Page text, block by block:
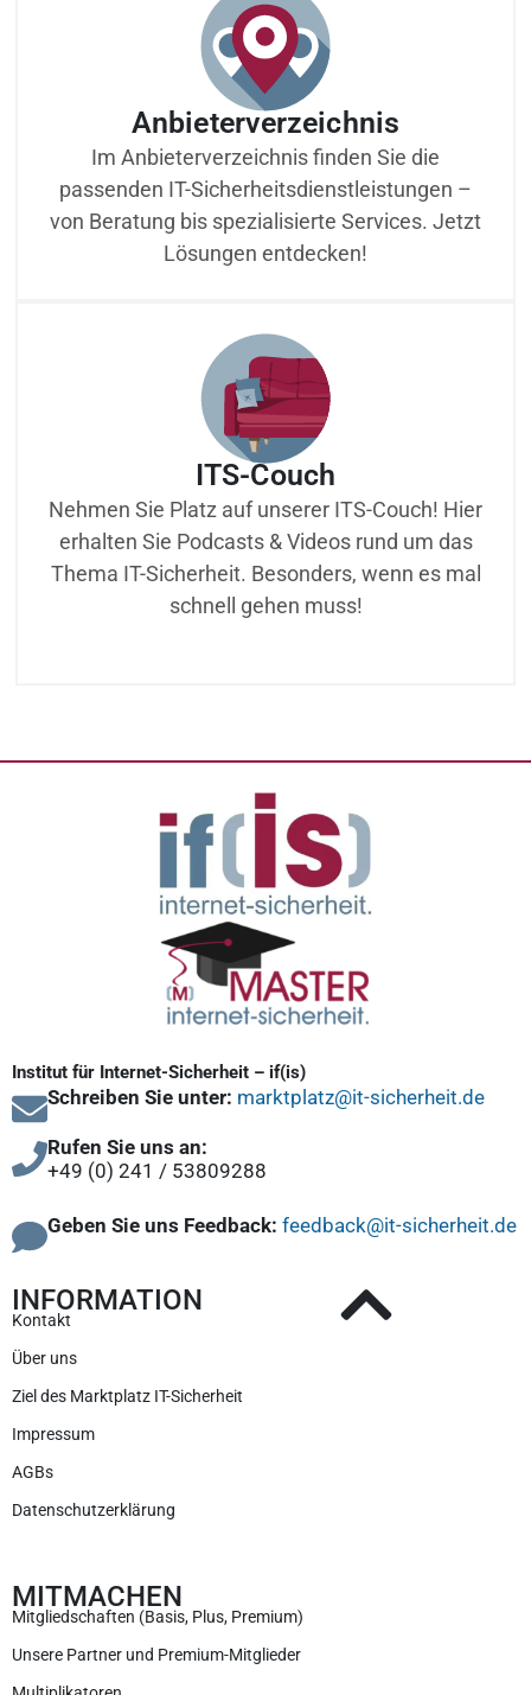
Anbieterverzeichnis
Im Anbieterverzeichnis finden Sie die
passenden IT-Sicherheitsdienstleistungen –
von Beratung bis spezialisierte Services. Jetzt
Lösungen entdecken!
ITS-Couch
Nehmen Sie Platz auf unserer ITS-Couch! Hier
erhalten Sie Podcasts & Videos rund um das
Thema IT-Sicherheit. Besonders, wenn es mal
schnell gehen muss!
Institut für Internet-Sicherheit – if(is)
Schreiben Sie unter: marktplatz@it-sicherheit.de
Rufen Sie uns an:
+49 (0) 241 / 53809288
Geben Sie uns Feedback: feedback@it-sicherheit.de
INFORMATION
Kontakt
Über uns
Ziel des Marktplatz IT-Sicherheit
Impressum
AGBs
Datenschutzerklärung
MITMACHEN
Mitgliedschaften (Basis, Plus, Premium)
Unsere Partner und Premium-Mitglieder